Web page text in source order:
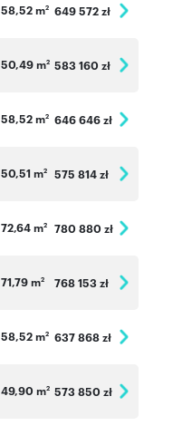
58,52 m2 649 572 zł
50,49 m2 583 160 zł
58,52 m2 646 646 zł
50,51 m2 575 814 zł
72,64 m2 780 880 zł
71,79 m2 768 153 zł
58,52 m2 637 868 zł
49,90 m2 573 850 zł